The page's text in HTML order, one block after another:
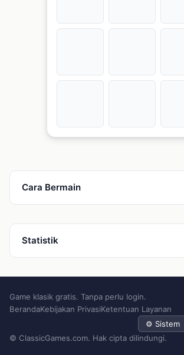
Cara Bermain
Statistik
Game klasik gratis. Tanpa perlu login.
BerandaKebijakan PrivasiKetentuan Layanan
Tema
© ClassicGames.com. Hak cipta dilindungi.